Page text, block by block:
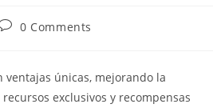
0 Comments
ventajas únicas, mejorando la
exclusivos y recompensas